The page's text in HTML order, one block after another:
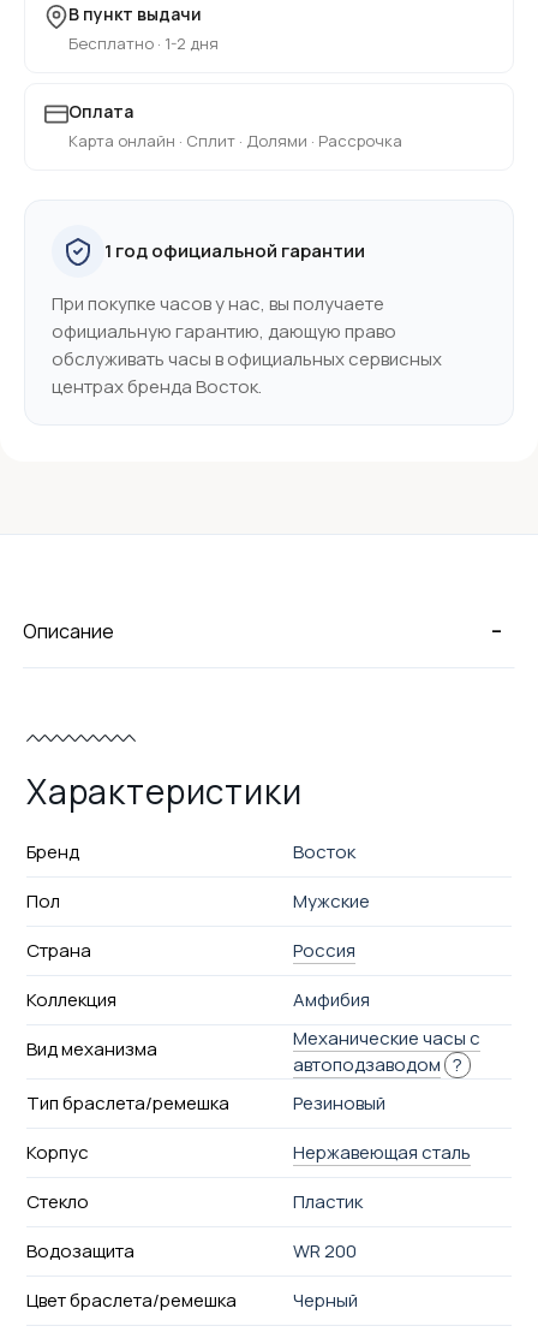
В пункт выдачи
Бесплатно · 1-2 дня
Оплата
Карта онлайн · Сплит · Долями · Рассрочка
1 год официальной гарантии
При покупке часов у нас, вы получаете
официальную гарантию, дающую право
обслуживать часы в официальных сервисных
центрах бренда Восток.
-
Описание
Характеристики
Бренд
Восток
Пол
Мужские
Страна
Россия
Коллекция
Амфибия
Вид механизма
Механические часы с
автоподзаводом ?
Тип браслета/ремешка
Резиновый
Корпус
Нержавеющая сталь
Стекло
Пластик
Водозащита
WR 200
Цвет браслета/ремешка
Черный